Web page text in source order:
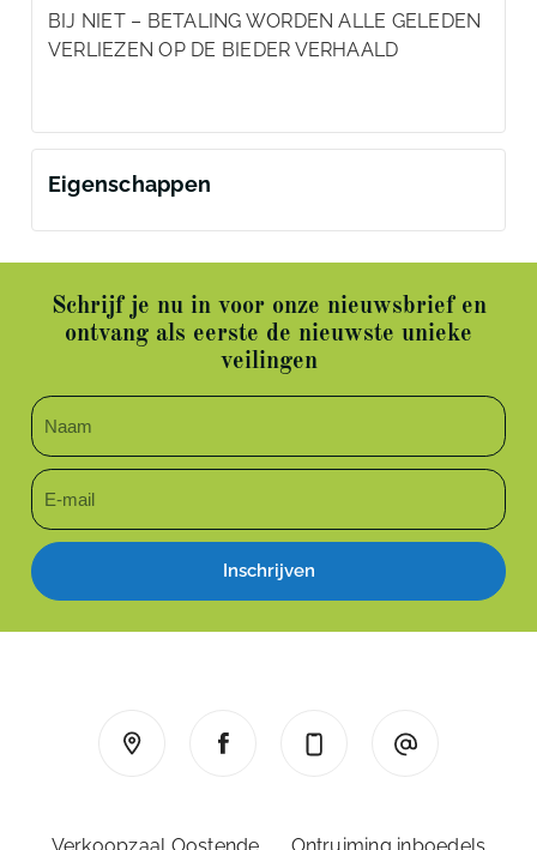
BIJ NIET – BETALING WORDEN ALLE GELEDEN
VERLIEZEN OP DE BIEDER VERHAALD
Eigenschappen
Schrijf je nu in voor onze nieuwsbrief en
ontvang als eerste de nieuwste unieke
veilingen
Inschrijven